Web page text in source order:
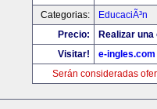
Categorias:
EducaciÃ³n
Precio:
Realizar
Visitar!
e-ingles.com
Serán consideradas